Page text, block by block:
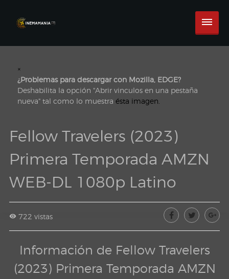
×
¿Problemas para descargar con Mozilla, EDGE?
Deshabilita la opción "Abrir vinculos en una pestaña
nueva" tal como lo muestra ésta imagen.
Fellow Travelers (2023)
Primera Temporada AMZN
WEB-DL 1080p Latino
722 vistas
Información de Fellow Travelers
(2023) Primera Temporada AMZN